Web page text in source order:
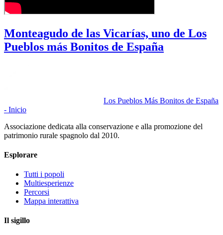
Monteagudo de las Vicarías, uno de Los
Pueblos más Bonitos de España
Los Pueblos Más Bonitos de España
- Inicio
Associazione dedicata alla conservazione e alla promozione del
patrimonio rurale spagnolo dal 2010.
Esplorare
Tutti i popoli
Multiesperienze
Percorsi
Mappa interattiva
Il sigillo